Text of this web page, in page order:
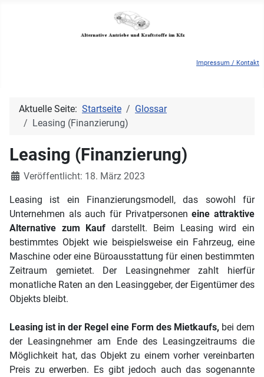
Impressum / Kontakt
Aktuelle Seite: Startseite
Glossar
Leasing (Finanzierung)
Leasing (Finanzierung)
DetailsVeröffentlicht: 18. März 2023
Leasing ist ein Finanzierungsmodell, das sowohl für
Unternehmen als auch für Privatpersoneneine attraktive
Alternative zum Kauf darstellt. Beim Leasing wird ein
bestimmtes Objekt wie beispielsweise ein Fahrzeug, eine
Maschine oder eine Büroausstattung für einen bestimmten
Zeitraum gemietet. Der Leasingnehmer zahlt hierfür
monatliche Raten an den Leasinggeber, der Eigentümer des
Objekts bleibt.
Leasing ist in der Regel eine Form des Mietkaufs, bei dem
der Leasingnehmer am Ende des Leasingzeitraums die
Möglichkeit hat, das Objekt zu einem vorher vereinbarten
Preis zu erwerben. Es gibt jedoch auch das sogenannte